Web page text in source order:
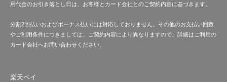
用代金のお引き落とし日は、お客様とカード会社とのご契約内容に基づきます。
分割2回払いおよびボーナス払いには対応しておりません。その他のお支払い回数
やご利用条件につきましては、ご契約内容により異なりますので、詳細はご利用の
カード会社へお問い合わせください。
楽天ペイ